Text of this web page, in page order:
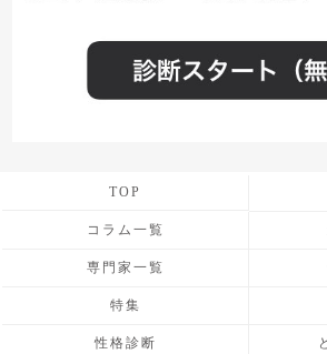
TOP
コラム一覧
専門家一覧
特集
性格診断